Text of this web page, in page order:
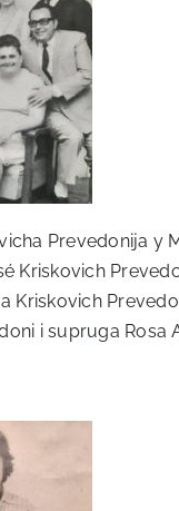
Prevedonija y
Kriskovich
Kriskovich
i supruga Rosa